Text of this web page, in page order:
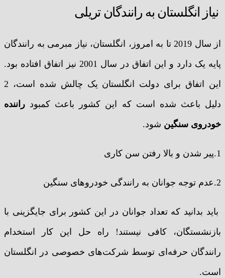
نیاز انگلستان به رانندگان تریلی
از سال 2019 تا به امروز، انگلستان، نیاز مبرمی به رانندگان
پایه یک دارد و این اتفاق در سال 2001 نیز اتفاق افتاده بود.
این اتفاق برای دولت انگلستان یک چالش شده است، 2
دلیل باعث شده است که این کشور باعث کمبود راننده
خودروی سنگین شود.
1.پیر شدن و بالا رفتن سن کاری
2.عدم توجه جوانان به رانندگی خودروهای سنگین
باید بدانید که تعداد جوانان در این کشور برای جایگزینی با
بازنشستگان، کافی نیستند! راه‌ حل این کار استخدام
رانندگان حرفه‌ای توسط شرکت‌های خصوصی در انگلستان
است.